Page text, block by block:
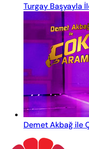
Turgay Başyayla
Demet Akbağ ile